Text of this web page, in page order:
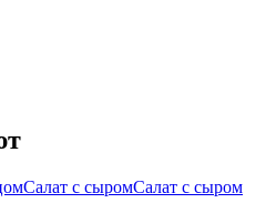
Салат с сыромСалат с сыром